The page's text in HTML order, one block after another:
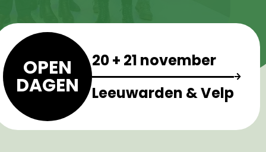
OPEN
DAGEN
20 + 21 november
Leeuwarden & Velp